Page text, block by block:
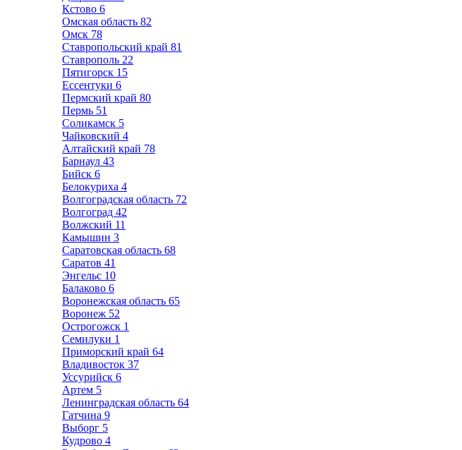
Кстово 6
Омская область 82
Омск 78
Ставропольский край 81
Ставрополь 22
Пятигорск 15
Ессентуки 6
Пермский край 80
Пермь 51
Соликамск 5
Чайковский 4
Алтайский край 78
Барнаул 43
Бийск 6
Белокуриха 4
Волгоградская область 72
Волгоград 42
Волжский 11
Камышин 3
Саратовская область 68
Саратов 41
Энгельс 10
Балаково 6
Воронежская область 65
Воронеж 52
Острогожск 1
Семилуки 1
Приморский край 64
Владивосток 37
Уссурийск 6
Артем 5
Ленинградская область 64
Гатчина 9
Выборг 5
Кудрово 4